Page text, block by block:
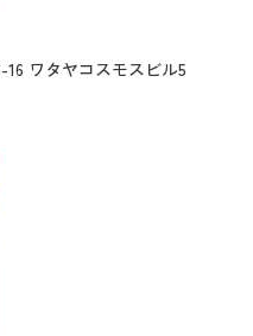
ワタヤコスモスビル5